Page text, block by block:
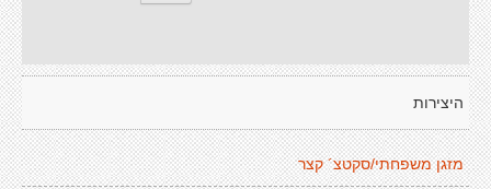
היצירות
מזגן משפחתי/סקטצ´ קצר